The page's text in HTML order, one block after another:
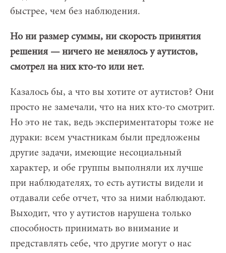
быстрее, чем без наблюдения.
Но ни размер суммы, ни скорость принятия
решения — ничего не менялось у аутистов,
смотрел на них кто-то или нет.
Казалось бы, а что вы хотите от аутистов? Они
просто не замечали, что на них кто-то смотрит.
Но это не так, ведь экспериментаторы тоже не
дураки: всем участникам были предложены
другие задачи, имеющие несоциальный
характер, и обе группы выполняли их лучше
при наблюдателях, то есть аутисты видели и
отдавали себе отчет, что за ними наблюдают.
Выходит, что у аутистов нарушена только
способность принимать во внимание и
представлять себе, что другие могут о нас